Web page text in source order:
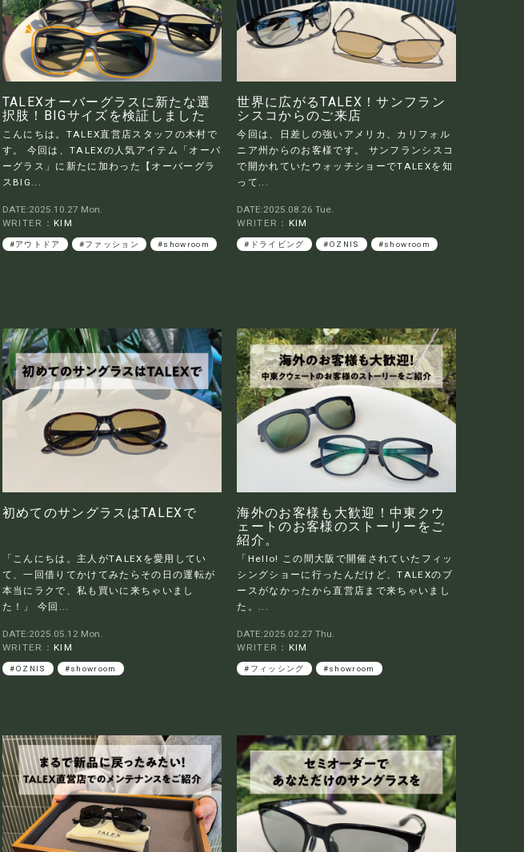
TALEXオーバーグラスに新たな選
択肢！BIGサイズを検証しました
こんにちは。TALEX直営店スタッフの木村で
す。 今回は、TALEXの人気アイテム「オーバ
ーグラス」に新たに加わった【オーバーグラ
スBIG...
DATE:2025.10.27 Mon.
WRITER： KIM
#アウトドア #ファッション #showroom
世界に広がるTALEX！サンフラン
シスコからのご来店
今回は、日差しの強いアメリカ、カリフォル
ニア州からのお客様です。 サンフランシスコ
で開かれていたウォッチショーでTALEXを知
って...
DATE:2025.08.26 Tue.
WRITER： KIM
#ドライビング #OZNIS #showroom
初めてのサングラスはTALEXで
「こんにちは。主人がTALEXを愛用してい
て、一回借りてかけてみたらその日の運転が
本当にラクで、私も買いに来ちゃいまし
た！」 今回...
DATE:2025.05.12 Mon.
WRITER： KIM
#OZNIS #showroom
海外のお客様も大歓迎！中東クウ
ェートのお客様のストーリーをご
紹介。
「Hello! この間大阪で開催されていたフィッ
シングショーに行ったんだけど、TALEXのブ
ースがなかったから直営店まで来ちゃいまし
た。...
DATE:2025.02.27 Thu.
WRITER： KIM
#フィッシング #showroom